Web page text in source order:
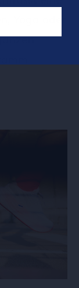
Yoga oder